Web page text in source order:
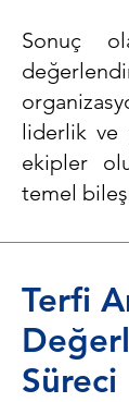
Sonuç
liderlik ve
ekipler
temel
Terfi
Süreci